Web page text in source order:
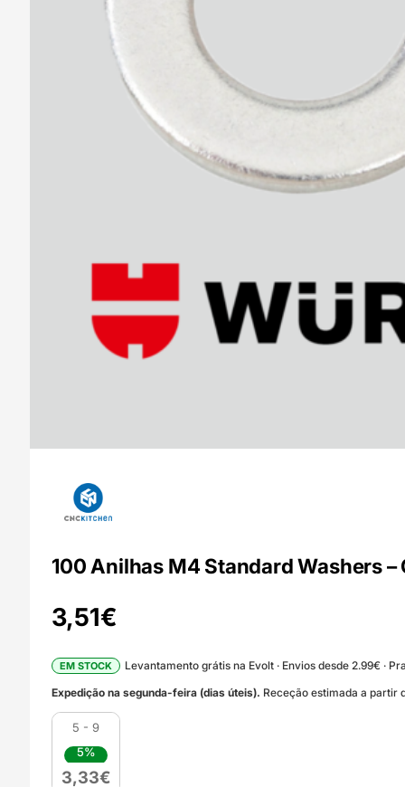
100 Anilhas M4 Standard Washers –
3,51€
EM STOCK
Levantamento grátis na Evolt · Envios desde 2.99€ ·
Expedição na segunda-feira (dias úteis). Receção estimada a partir
5 - 9
5%
3,33€